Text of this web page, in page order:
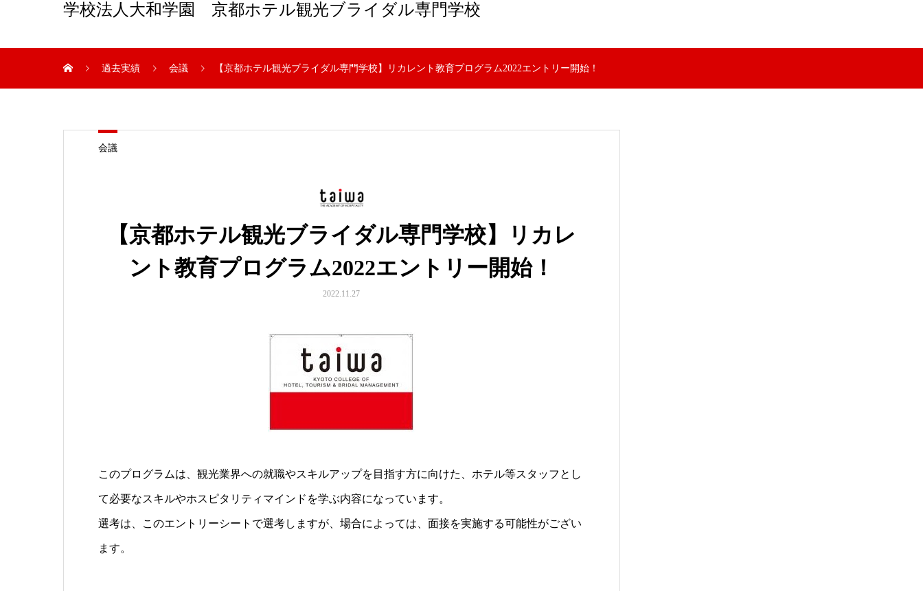
学校法人大和学園 京都ホテル観光ブライダル専門学校
過去実績 会議 【京都ホテル観光ブライダル専門学校】リカレント教育プログラム2022エントリー開始！
会議
【京都ホテル観光ブライダル専門学校】リカレ
ント教育プログラム2022エントリー開始！
2022.11.27
このプログラムは、観光業界への就職やスキルアップを目指す方に向けた、ホテル等スタッフとし
て必要なスキルやホスピタリティマインドを学ぶ内容になっています。
選考は、このエントリーシートで選考しますが、場合によっては、面接を実施する可能性がござい
ます。